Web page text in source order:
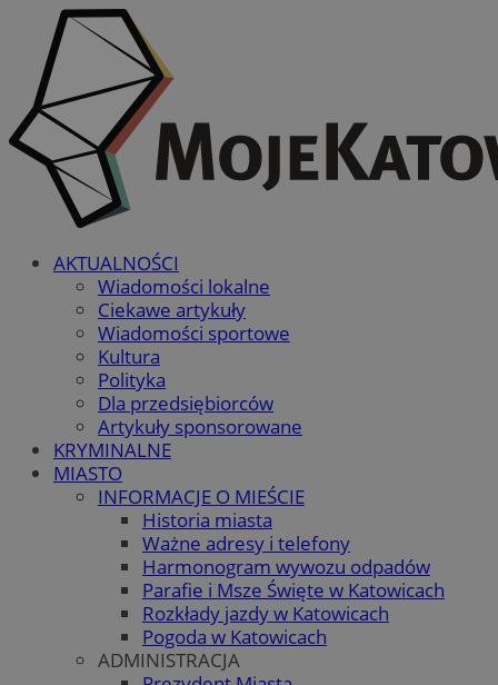
AKTUALNOŚCI
Wiadomości lokalne
Ciekawe artykuły
Wiadomości sportowe
Kultura
Polityka
Dla przedsiębiorców
Artykuły sponsorowane
KRYMINALNE
MIASTO
INFORMACJE O MIEŚCIE
Historia miasta
Ważne adresy i telefony
Harmonogram wywozu odpadów
Parafie i Msze Święte w Katowicach
Rozkłady jazdy w Katowicach
Pogoda w Katowicach
ADMINISTRACJA